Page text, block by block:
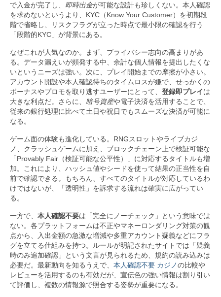
で入金が完了し、 即時出金が可能な設計も珍しくない。本人確認
を求めないというより、KYC（Know Your Customer）を初期段
階で省略し、リスクフラグが立った時点で最小限の確認を行う
「段階的KYC」が背景にある。
なぜこれが人気なのか。まず、プライバシー志向の高まりがあ
る。データ漏えいが頻発する中、余計な個人情報を提出したくな
いというニーズは強い。次に、プレイ開始までの摩擦が小さい。
アカウント開設や本人確認待ちのタイムロスが嫌で、せっかくの
ボーナスやプロモを取り逃すユーザーにとって、 登録即プレイは
大きな利点だ。さらに、 暗号資産や電子決済を活用することで、
従来の銀行処理に比べて土日や祝日でもスムーズな決済が可能に
なる。
ゲーム面の体験も進化している。RNGスロットやライブカジ
ノ、クラッシュゲームに加え、ブロックチェーン上で検証可能な
「Provably Fair（検証可能な公平性）」に対応するタイトルも増
加。これにより、ハッシュ値やシードを使って結果の正当性を自
前で確認できる。もちろん、すべてのタイトルが対応しているわ
けではないが、「透明性」を訴求する流れは確実に広がってい
る。
一方で、 本人確認不要は「完全にノーチェック」という意味では
ない。各プラットフォームは不正やマネーロンダリング対策の観
点から、入出金額の急激な増減や多重アカウント疑義などにフラ
グを立てる仕組みを持つ。ルールが明記されたサイトでは「疑義
時のみ追加確認」という文言が見られるため、規約の読み込みは
必要だ。最新動向を知るうえで、 本人確認不要 カジノの比較や
レビューを活用するのも有効だが、宣伝色の強い情報は割り引い
て評価し、複数の情報源で照合する姿勢が重要になる。